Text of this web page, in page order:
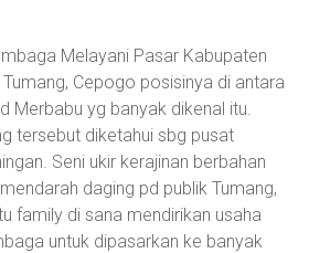
Melayani Pasar Kabupaten
Cepogo posisinya di antara
Merbabu yg banyak dikenal itu.
tersebut diketahui sbg pusat
Seni ukir kerajinan berbahan
daging pd publik Tumang,
family di sana mendirikan usaha
untuk dipasarkan ke banyak